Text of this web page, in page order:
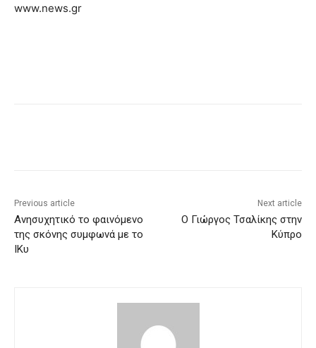
www.news.gr
Previous article
Ανησυχητικό το φαινόμενο
της σκόνης συμφωνά με το
ΙΚυ
Next article
Ο Γιώργος Τσαλίκης στην
Κύπρο